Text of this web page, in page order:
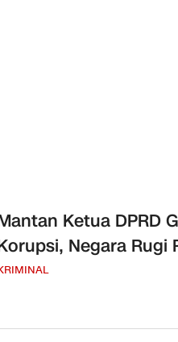
Ketua DPRD
Negara Rugi